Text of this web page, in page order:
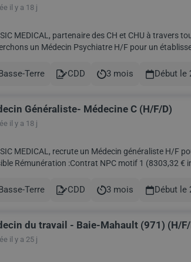
il y a 18 j
MEDICAL, partenaire des CH et CHU à travers
un Médecin Psychiatre H/F pour un établissement de
Terre
Contract
CDD
Durée
3 mois Début le
Généraliste- Médecine C (H/F/D)
il y a 18 j
MEDICAL, recrute un Médecin généraliste H/F pour un
de vie chère) Prise en charge du billet d'avion et
Terre
Contract
CDD
Durée
3 mois Début le
du travail - Baie-Mahault (971) (H/
il y a 25 j